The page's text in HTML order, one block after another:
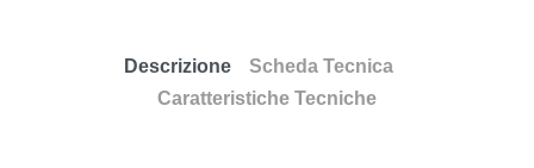
Descrizione
Scheda Tecnica
Caratteristiche Tecniche